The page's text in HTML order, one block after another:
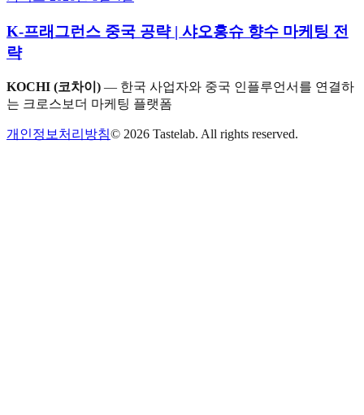
K-프래그런스 중국 공략 | 샤오홍슈 향수 마케팅 전
략
KOCHI (코차이) — 한국 사업자와 중국 인플루언서를 연결하
는 크로스보더 마케팅 플랫폼
개인정보처리방침© 2026 Tastelab. All rights reserved.